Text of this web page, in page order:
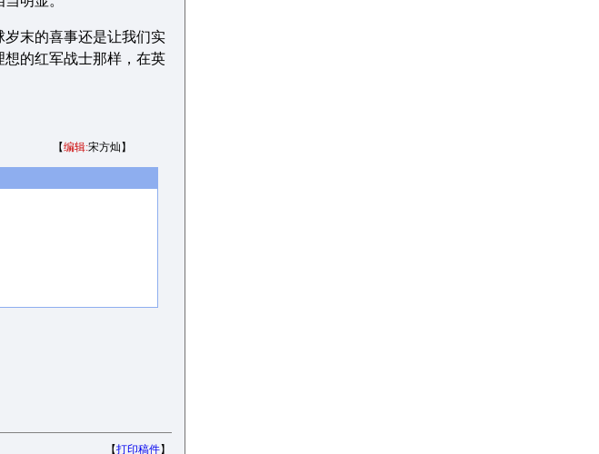
末的喜事还是让我们实
想的红军战士那样，在英
【编辑:宋方灿】
【打印稿件】